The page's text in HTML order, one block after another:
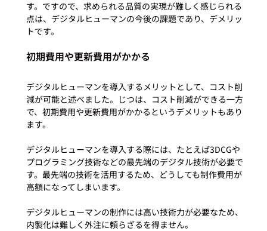
す。ですので、求められる品質の実現が難しく感じられる
点は、デジタルヒューマンの今後の課題であり、デメリッ
初期費用や更新費用がかかる
デジタルヒューマンを導入するメリットとして、コスト削
減が可能と述べました。じつは、コスト削減ができる一方
で、初期費用や更新費用がかかるというデメリットもあり
ます。
デジタルヒューマンを導入する際には、たとえば3DCGや
プログラミング技術などの最先端のデジタル技術が必要で
す。最先端の技術を活用するため、どうしても制作費用が
高額になってしまいます。
デジタルヒューマンの制作には高い技術力が必要なため、
内製化は難しく外注に頼らざるを得ません。